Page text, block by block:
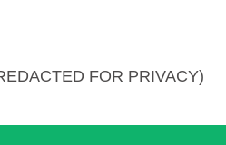
FOR PRIVACY)